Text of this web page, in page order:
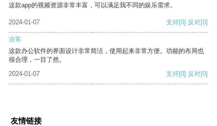
这款app的视频资源非常丰富，可以满足我不同的娱乐需求。
2024-01-07 支持[0] 反对[0]
游客
这款办公软件的界面设计非常简洁，使用起来非常方便。功能的布局也
很合理，一目了然。
2024-01-07
支持[0] 反对[0]
友情链接